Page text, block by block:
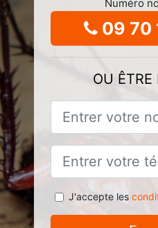
Numéro
09 70
OU ÊTRE
J'accepte les